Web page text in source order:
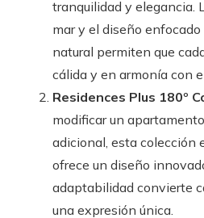
tranquilidad y elegancia.
mar y el diseño
natural permiten que
cálida y en armonía con
Residences Plus 180º
modificar un
adicional, esta colección
ofrece un diseño
adaptabilidad convierte
una expresión única.